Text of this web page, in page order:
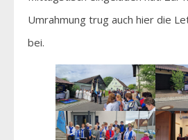
Umrahmung trug auch hier die
bei.